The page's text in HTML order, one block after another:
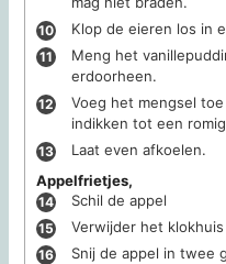
Klop de eieren los in
Meng het
erdoorheen.
Voeg het mengsel
indikken tot een
Laat even afkoelen.
Appelfrietjes,
Schil de appel
Verwijder het klokhuis
Snij de appel in twee